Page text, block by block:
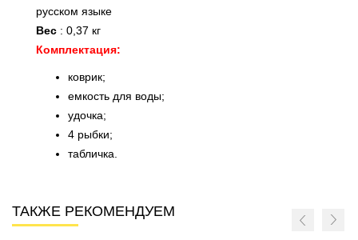
русском языке
Bec : 0,37 кг
Комплектация:
коврик;
емкость для воды;
удочка;
4 рыбки;
табличка.
ТАКЖЕ РЕКОМЕНДУЕМ